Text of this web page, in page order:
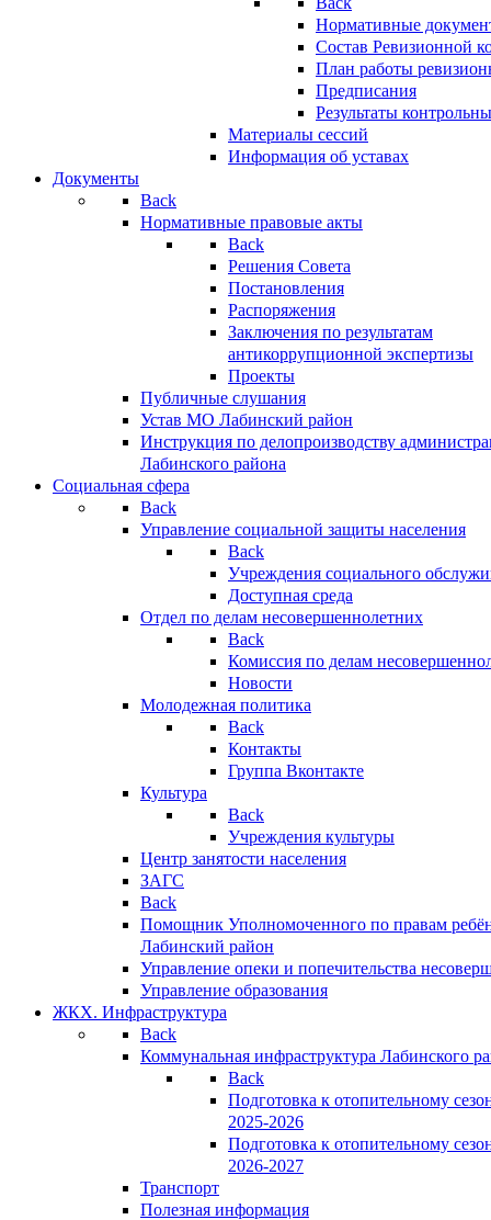
Нормативные
Состав Ревизионной
План работы
Предписания
Результаты
Материалы сессий
Информация об уставах
Документы
Back
Нормативные правовые акты
Back
Решения Совета
Постановления
Распоряжения
Заключения по результатам
антикоррупционной экспертизы
Проекты
Публичные слушания
Устав МО Лабинский район
Инструкция по делопроизводству
Лабинского района
Социальная сфера
Back
Управление социальной защиты населения
Back
Учреждения социального
Доступная среда
Отдел по делам несовершеннолетних
Back
Комиссия по делам
Новости
Молодежная политика
Back
Контакты
Группа Вконтакте
Культура
Back
Учреждения культуры
Центр занятости населения
ЗАГС
Back
Помощник Уполномоченного по правам
Лабинский район
Управление опеки и попечительства
Управление образования
ЖКХ. Инфраструктура
Back
Коммунальная инфраструктура Лабинского
Back
Подготовка к отопительному
2025-2026
Подготовка к отопительному
2026-2027
Транспорт
Полезная информация